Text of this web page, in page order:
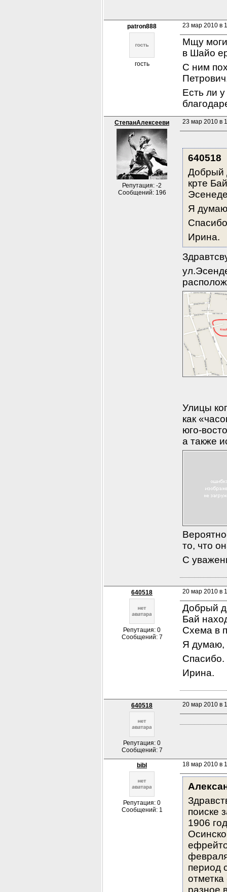
patron888
гость
23 мар 2010 в
Мщу
в Шайо
С ним
Есть ли
СтепанАлексееви
Репутация: -2
Сообщений: 196
23 мар 2010 в
640518
Добрый
крте
Я
Ирина.
Улицы
как
юго-
а также
то, что
С
640518
Репутация: 0
Сообщений: 7
20 мар 2010 в
Добрый
Бай
Схема в
Я думаю,
Спасибо.
Ирина.
640518
Репутация: 0
Сообщений: 7
20 мар 2010 в
bibl
Репутация: 0
Сообщений: 1
18 мар 2010 в
поиске
1906
период
разное